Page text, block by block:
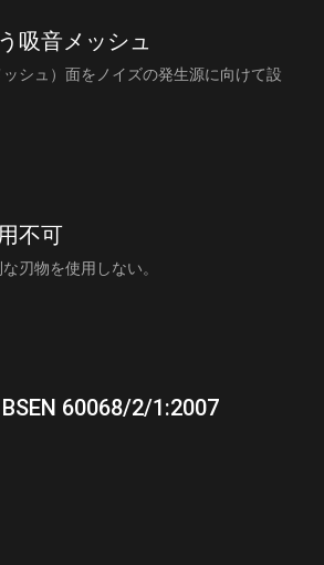
吸音メッシュ
シュ）面をノイズの発生源に向けて設
不可
刃物を使用しない。
60068/2/1:2007